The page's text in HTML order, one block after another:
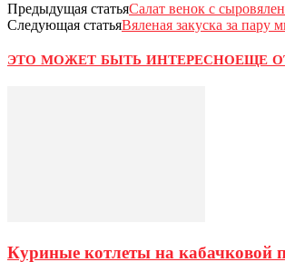
Предыдущая статьяСалат венок с
Следующая статьяВяленая закуска за пару
ЭТО МОЖЕТ БЫТЬ ИНТЕРЕСНОЕЩЕ
Куриные котлеты на кабачковой